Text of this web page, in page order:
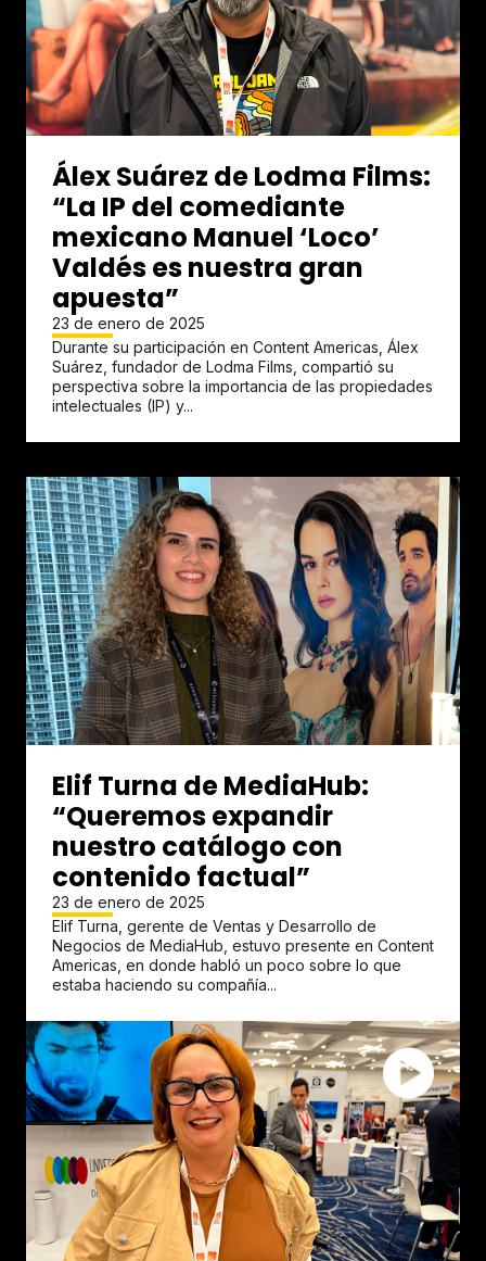
Álex Suárez de Lodma Films:
“La IP del comediante
mexicano Manuel ‘Loco’
Valdés es nuestra gran
apuesta”
23 de enero de 2025
Durante su participación en Content Americas, Álex
Suárez, fundador de Lodma Films, compartió su
perspectiva sobre la importancia de las propiedades
intelectuales (IP) y...
Elif Turna de MediaHub:
“Queremos expandir
nuestro catálogo con
contenido factual”
23 de enero de 2025
Elif Turna, gerente de Ventas y Desarrollo de
Negocios de MediaHub, estuvo presente en Content
Americas, en donde habló un poco sobre lo que
estaba haciendo su compañía...